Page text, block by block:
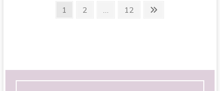
NavegaciónPágina
1 Página
2 … Página
12